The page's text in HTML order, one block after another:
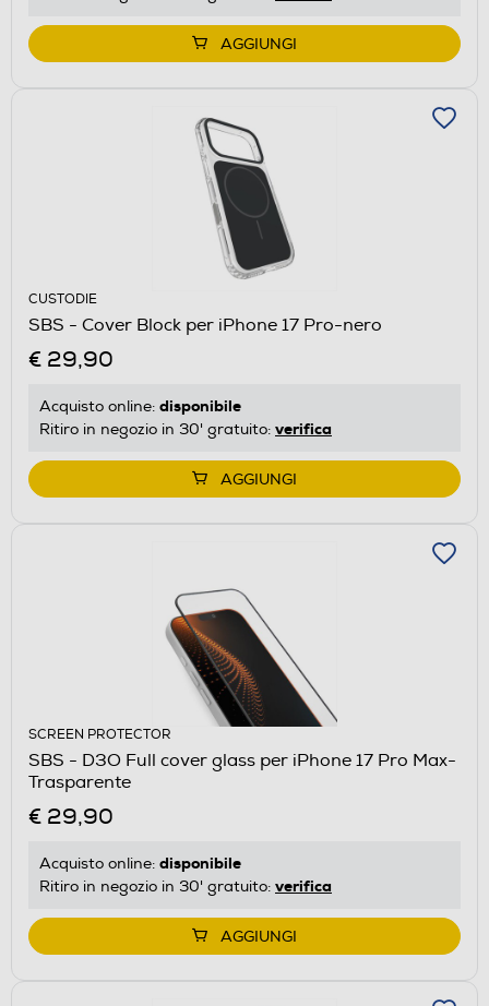
AGGIUNGI
CUSTODIE
SBS - Cover Block per iPhone 17 Pro-nero
€ 29,90
Acquisto online: disponibile
Ritiro in negozio in 30' gratuito: verifica
AGGIUNGI
SCREEN PROTECTOR
SBS - D3O Full cover glass per iPhone 17 Pro Max-
Trasparente
€ 29,90
Acquisto online: disponibile
Ritiro in negozio in 30' gratuito: verifica
AGGIUNGI